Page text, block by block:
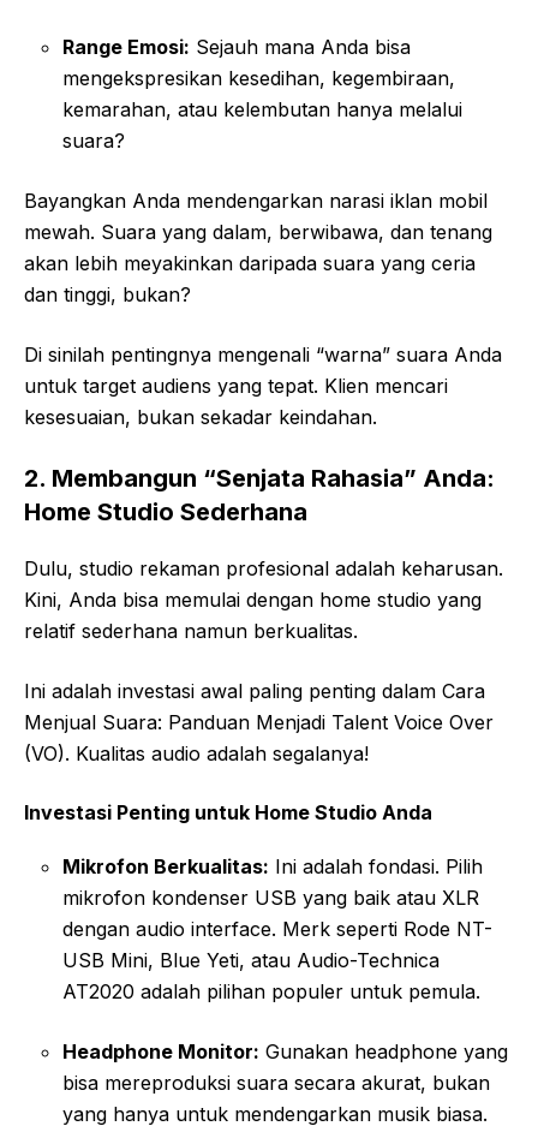
Range Emosi: Sejauh mana Anda bisa
mengekspresikan kesedihan, kegembiraan,
kemarahan, atau kelembutan hanya melalui
suara?
Bayangkan Anda mendengarkan narasi iklan mobil
mewah. Suara yang dalam, berwibawa, dan tenang
akan lebih meyakinkan daripada suara yang ceria
dan tinggi, bukan?
Di sinilah pentingnya mengenali “warna” suara Anda
untuk target audiens yang tepat. Klien mencari
kesesuaian, bukan sekadar keindahan.
2. Membangun “Senjata Rahasia” Anda:
Home Studio Sederhana
Dulu, studio rekaman profesional adalah keharusan.
Kini, Anda bisa memulai dengan home studio yang
relatif sederhana namun berkualitas.
Ini adalah investasi awal paling penting dalam Cara
Menjual Suara: Panduan Menjadi Talent Voice Over
(VO). Kualitas audio adalah segalanya!
Investasi Penting untuk Home Studio Anda
Mikrofon Berkualitas: Ini adalah fondasi. Pilih
mikrofon kondenser USB yang baik atau XLR
dengan audio interface. Merk seperti Rode NT-
USB Mini, Blue Yeti, atau Audio-Technica
AT2020 adalah pilihan populer untuk pemula.
Headphone Monitor: Gunakan headphone yang
bisa mereproduksi suara secara akurat, bukan
yang hanya untuk mendengarkan musik biasa.